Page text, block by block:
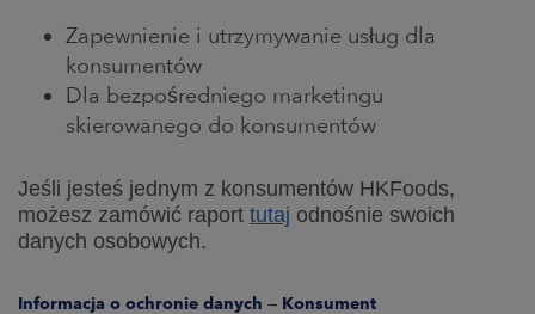
MARKETS
CAREERS
CONTACT US
Zapewnienie i utrzymywanie usług dla
konsumentów
Dla bezpośredniego marketingu
skierowanego do konsumentów
Jeśli jesteś jednym z konsumentów HKFoods,
możesz zamówić raport tutaj odnośnie swoich
danych osobowych.
Informacja o ochronie danych — Konsument